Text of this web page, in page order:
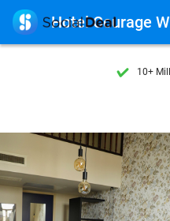
7 Tage
10+
7 Tage
10+
 Hotel Courage